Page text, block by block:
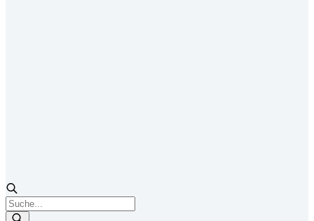
Products
search